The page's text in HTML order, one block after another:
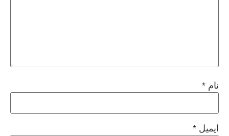
نام *
ایمیل *